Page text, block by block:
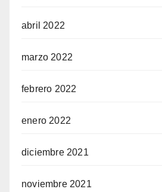
abril 2022
marzo 2022
febrero 2022
enero 2022
diciembre 2021
noviembre 2021